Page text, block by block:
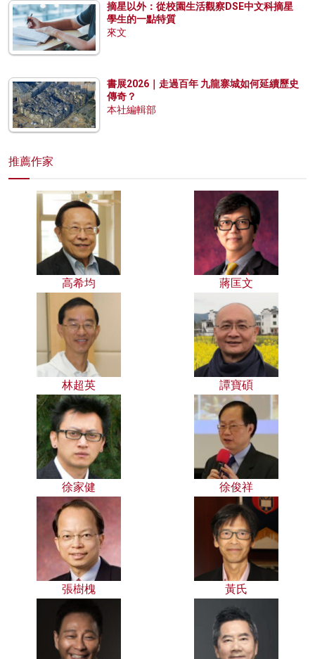
摘星以外：從校園生活觀察DSE中文科摘星
學生的一點特質
來文
書展2026｜走過百年 九龍寨城如何延續歷史
傳奇？
本社編輯部
推薦作家
高希均 蔣匡文
林超英 譚寶碩
徐家健 徐俊祥
張樹槐 黃氏